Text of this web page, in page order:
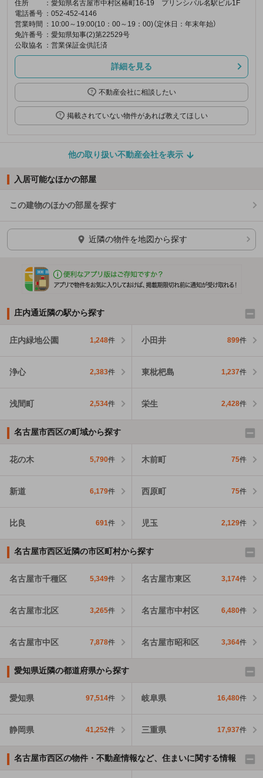
住所
：愛知県名古屋市中村区椿町16-19 プリンシパル名駅ビル1F
電話番号 ：052-452-4146
営業時間 ：10:00～19:00(10：00～19：00)（定休日：年末年始）
免許番号 ：愛知県知事(2)第22529号
公取協名
：営業保証金供託済
詳細を見る
不動産会社に相談したい
掲載されていない物件があれば教えてほしい
他の取り扱い不動産会社を表示
入居可能なほかの部屋
この建物のほかの部屋を探す
ほかの部屋を検索中…
近隣の物件を地図から探す
庄内通近隣の駅から探す
庄内緑地公園 1,248件 小田井 899件
浄心 2,383件 東枇杷島 1,237件
浅間町 2,534件 栄生 2,428件
名古屋市西区の町域から探す
花の木 5,790件 木前町 75件
新道 6,179件 西原町 75件
比良 691件 児玉 2,129件
名古屋市西区近隣の市区町村から探す
名古屋市千種区 5,349件 名古屋市東区 3,174件
名古屋市北区 3,265件 名古屋市中村区 6,480件
名古屋市中区 7,878件 名古屋市昭和区 3,364件
愛知県近隣の都道府県から探す
愛知県 97,514件 岐阜県 16,480件
静岡県 41,252件 三重県 17,937件
名古屋市西区の物件・不動産情報など、住まいに関する情報